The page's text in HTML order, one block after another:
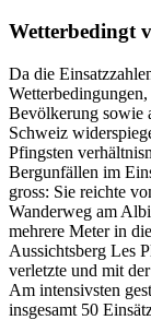
Wetterbedingt
Da die
Bevölkerung sowie
Schweiz
Pfingsten
Bergunfällen im
gross: Sie reichte
Wanderweg am
mehrere Meter in
Aussichtsberg Les
verletzte und mit
Am intensivsten
insgesamt 50